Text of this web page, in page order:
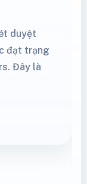
duyệt
đạt trạng
Đây là